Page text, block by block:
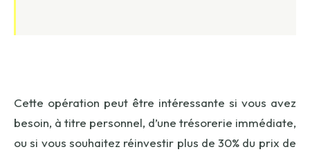
Cette opération peut être intéressante si vous avez
besoin, à titre personnel, d’une trésorerie immédiate,
ou si vous souhaitez réinvestir plus de 30% du prix de